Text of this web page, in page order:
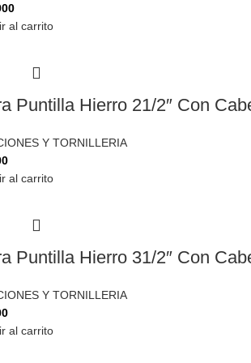
al carrito
Puntilla Hierro 21/2″ Con
Y TORNILLERIA
al carrito
Puntilla Hierro 31/2″ Con
Y TORNILLERIA
al carrito